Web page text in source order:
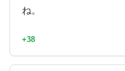
ね。
+38